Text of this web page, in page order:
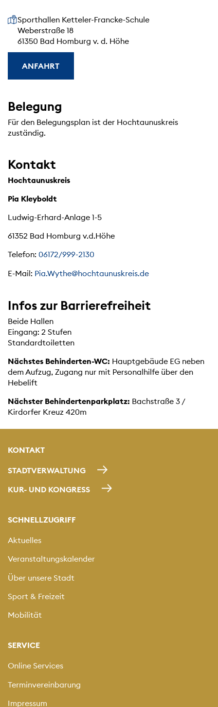
Unsere Anschrift
Sporthallen Ketteler-Francke-Schule
Weberstraße 18
61350 Bad Homburg v. d. Höhe
ANFAHRT
Belegung
Für den Belegungsplan ist der Hochtaunuskreis
zuständig.
Kontakt
Hochtaunuskreis
Pia Kleyboldt
Ludwig-Erhard-Anlage 1-5
61352 Bad Homburg v.d.Höhe
Telefon: 06172/999-2130
E-Mail: Pia.Wythe@hochtaunuskreis.de
Infos zur Barrierefreiheit
Beide Hallen
Eingang: 2 Stufen
Standardtoiletten
Nächstes Behinderten-WC: Hauptgebäude EG neben
dem Aufzug, Zugang nur mit Personalhilfe über den
Hebelift
Nächster Behindertenparkplatz: Bachstraße 3 /
Kirdorfer Kreuz 420m
KONTAKT
STADTVERWALTUNG
KUR- UND KONGRESS
SCHNELLZUGRIFF
Aktuelles
Veranstaltungskalender
Über unsere Stadt
Sport & Freizeit
Mobilität
SERVICE
Online Services
Terminvereinbarung
Impressum